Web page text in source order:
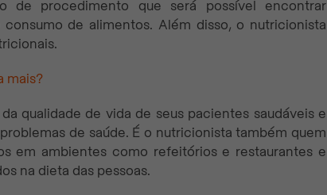
de procedimento que será possível encontrar
de alimentos. Além disso, o nutricionista
mais?
qualidade de vida de seus pacientes saudáveis e
de saúde. É o nutricionista também quem
em ambientes como refeitórios e restaurantes e
na dieta das pessoas.